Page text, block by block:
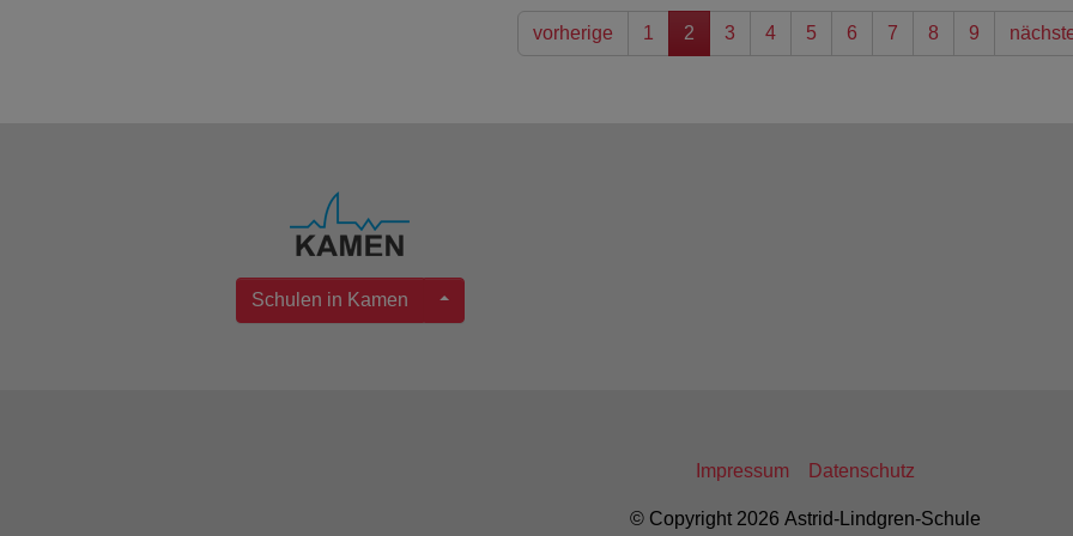
vorherige 1 2 3 4 5 6 7 8 9
Schulen in Kamen
Impressum Datenschutz
© Copyright 2026 Astrid-Lindgren-Schule